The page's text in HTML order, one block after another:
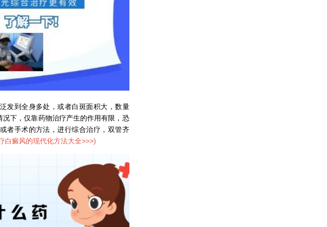
到全身多处，或者白斑面积大，数量
下，仅靠药物治疗产生的作用有限，恐
者手术的方法，进行综合治疗，双管齐
白癜风的现代化方法大全>>>)